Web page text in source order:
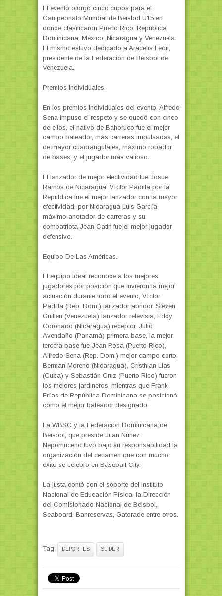
El evento otorgó cinco cupos para el
Campeonato Mundial de Béisbol U15 en
donde clasificaron Puerto Rico, República
Dominicana, México, Nicaragua y Venezuela.
El mismo estuvo dedicado a Aracelis León,
presidente de la Federación de Béisbol de
Venezuela.
Premios individuales.
En los premios individuales del evento, Alfredo
Sena impuso el respeto y se quedó con cinco
de ellos, el nativo de Bahoruco fue el mejor
campo bateador, más carreras impulsadas, el
de mayor cuadrangulares, máximo robador
de bases, y el jugador más valioso.
El lanzador de mejor efectividad fue Josue
Ramos de Nicaragua, Víctor Padilla por la
República fue el mejor lanzador con la mayor
efectividad, por Nicaragua Luis García
máximo anotador de carreras y su
compatriota Jean Catin fue el mejor jugador
defensivo.
Equipo De Las Américas.
El equipo ideal reconoce a los mejores
jugadores por posición que tuvieron la mejor
actuación durante todo el evento, Víctor
Padilla (Rep. Dom.) lanzador abridor, Steven
Guillen (Venezuela) lanzador relevista, Eddy
Coronado (Nicaragua) receptor, Julio
Avendaño (Panamá) primera base, la mejor
tercera base fue Jean Rosa (Puerto Rico),
Alfredo Sena (Rep. Dom.) mejor campo corto,
Berman Moreno (Nicaragua), Cristhian Lias
(Cuba) y Sebastián Cruz (Puerto Rico) fueron
los mejores jardineros, mientras que Frank
Frías de República Dominicana se posicionó
como el mejor bateador designado.
La WBSC y la Federación Dominicana de
Béisbol, que preside Juan Núñez
Nepomuceno tuvo bajo su responsabilidad la
organización del certamen que con mucho
éxito se celebró en Baseball City.
La justa contó con el soporte del Instituto
Nacional de Educación Física, la Dirección
del Comisionado Nacional de Béisbol,
Seaboard, Banreservas, Gatorade entre otros.
Tag: DEPORTES SLIDER